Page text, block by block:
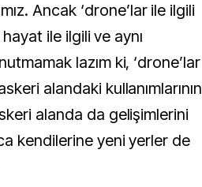
Ancak ‘drone’lar ile ilgili
ile ilgili ve aynı
lazım ki, ‘drone’lar
alandaki kullanımlarının
alanda da gelişimlerini
kendilerine yeni yerler de